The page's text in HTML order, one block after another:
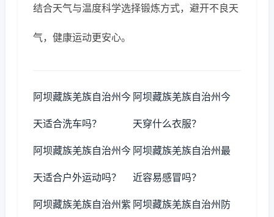
结合天气与温度科学选择锻炼方式，避开不良天
气，健康运动更安心。
阿坝藏族羌族自治州今
天适合洗车吗？
阿坝藏族羌族自治州今
天穿什么衣服？
阿坝藏族羌族自治州今
天适合户外运动吗？
阿坝藏族羌族自治州最
近容易感冒吗？
阿坝藏族羌族自治州紫 阿坝藏族羌族自治州防